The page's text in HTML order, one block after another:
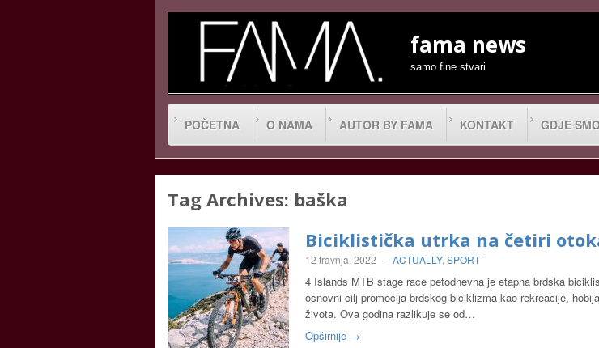
fama news
samo fine stvari
POČETNA O NAMA AUTOR BY FAMA KONTAKT GDJE
Tag Archives: baška
Biciklistička utrka na četiri
12 travnja, 2022 - ACTUALLY, SPORT
4 Islands MTB stage race petodnevna je etapna brdska
osnovni cilj promocija brdskog biciklizma kao rekreacije,
života. Ova godina razlikuje se od…
Opširnije →